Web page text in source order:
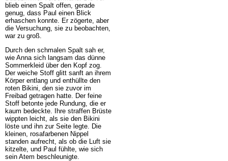
blieb einen Spalt offen, gerade
genug, dass Paul einen Blick
erhaschen konnte. Er zögerte, aber
die Versuchung, sie zu beobachten,
war zu groß.
Durch den schmalen Spalt sah er,
wie Anna sich langsam das dünne
Sommerkleid über den Kopf zog.
Der weiche Stoff glitt sanft an ihrem
Körper entlang und enthüllte den
roten Bikini, den sie zuvor im
Freibad getragen hatte. Der feine
Stoff betonte jede Rundung, die er
kaum bedeckte. Ihre straffen Brüste
wippten leicht, als sie den Bikini
löste und ihn zur Seite legte. Die
kleinen, rosafarbenen Nippel
standen aufrecht, als ob die Luft sie
kitzelte, und Paul fühlte, wie sich
sein Atem beschleunigte.